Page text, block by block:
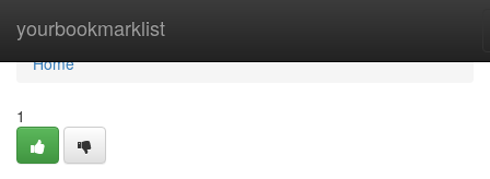
yourbookmarklist
Home
Home
1